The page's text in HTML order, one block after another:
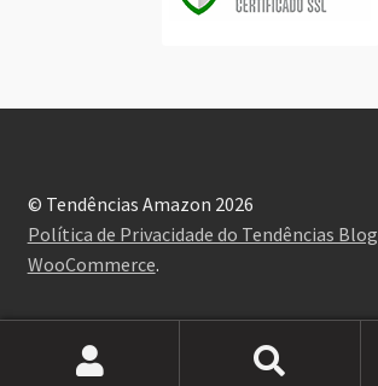
© Tendências Amazon 2026
Política de Privacidade do Tendências Blog
WooCommerce.
Pesquisar
Pesquisar